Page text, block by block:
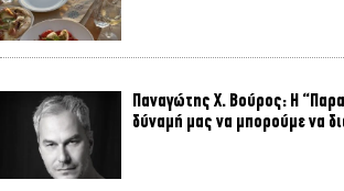
Παναγώτης Χ. Βούρος: Η
δύναμή μας να μπορούμε να